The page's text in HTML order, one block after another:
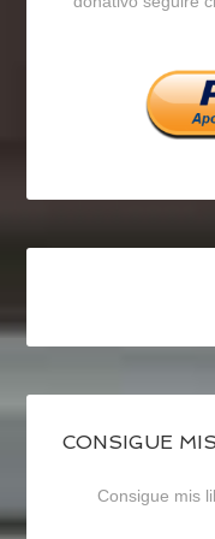
CONSIGUE
Consigue mis